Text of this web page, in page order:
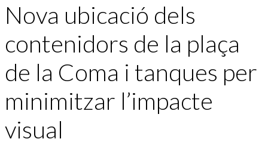
Nova ubicació dels
contenidors de la plaça
de la Coma i tanques per
minimitzar l’impacte
visual